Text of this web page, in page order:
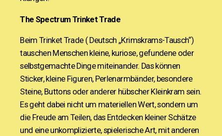
The Spectrum Trinket Trade
Beim Trinket Trade ( Deutsch „Krimskrams-Tausch“)
tauschen Menschen kleine, kuriose, gefundene oder
selbstgemachte Dinge miteinander. Das können
Sticker, kleine Figuren, Perlenarmbänder, besondere
Steine, Buttons oder anderer hübscher Kleinkram sein.
Es geht dabei nicht um materiellen Wert, sondern um
die Freude am Teilen, das Entdecken kleiner Schätze
und eine unkomplizierte, spielerische Art, mit anderen